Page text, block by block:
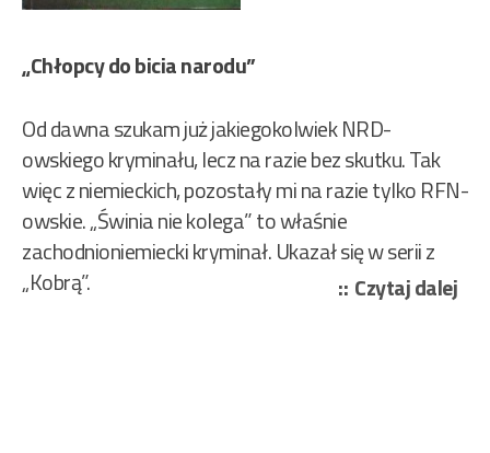
„Chłopcy do bicia narodu”
Od dawna szukam już jakiegokolwiek NRD-
owskiego kryminału, lecz na razie bez skutku. Tak
więc z niemieckich, pozostały mi na razie tylko RFN-
owskie. „Świnia nie kolega” to właśnie
zachodnioniemiecki kryminał. Ukazał się w serii z
„Kobrą”.
Czytaj dalej